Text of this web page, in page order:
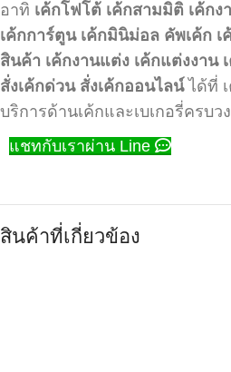
อาทิ เค้กโฟโต้ เค้กสามมิติ เค้ก
เค้กการ์ตูน เค้กมินิม่อล คัพเค้ก เ
สินค้า เค้กงานแต่ง เค้กแต่งงาน
สั่งเค้กด่วน สั่งเค้กออนไลน์ได้ที่ เ
บริการด้านเค้กและเบเกอรี่ครบว
แชทกับเราผ่าน Line
สินค้าที่เกี่ยวข้อง